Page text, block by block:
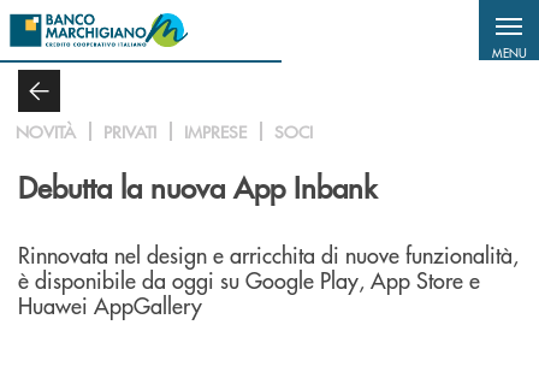
Salta al contenuto principale
MENU
NOVITÀ PRIVATI IMPRESE SOCI
Debutta la nuova App Inbank
Rinnovata nel design e arricchita di nuove funzionalità,
è disponibile da oggi su Google Play, App Store e
Huawei AppGallery